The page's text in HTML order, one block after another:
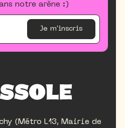
notre arène :)
Je m'inscris
(Métro L13, Mairie de